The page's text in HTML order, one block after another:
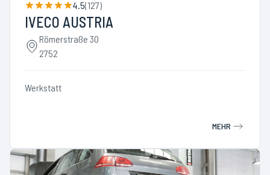
4.5(127)
IVECO AUSTRIA
Römerstraße 30
2752
Werkstatt
MEHR